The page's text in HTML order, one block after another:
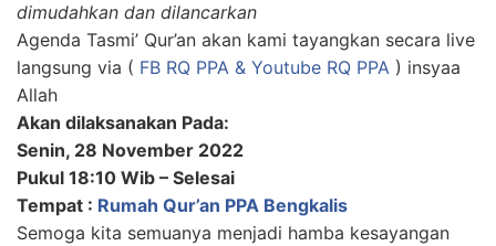
dimudahkan dan dilancarkan
Agenda Tasmi’ Qur’an akan kami tayangkan secara live
langsung via ( FB RQ PPA & Youtube RQ PPA ) insyaa
Allah
Akan dilaksanakan Pada:
Senin, 28 November 2022
Pukul 18:10 Wib – Selesai
Tempat : Rumah Qur’an PPA Bengkalis
Semoga kita semuanya menjadi hamba kesayangan